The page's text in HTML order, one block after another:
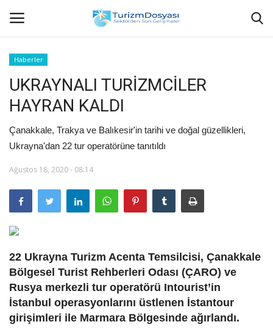
Anasayfa
Bize Ulaşın
Künye
Halil ÖNCÜ kimdir?
KVKK Aydınlatma Metni
Haberler
Görüntülü
Araştırma - İnceleme
Haberler
UKRAYNALI TURİZMCİLER
HAYRAN KALDI
Çanakkale, Trakya ve Balıkesir'in tarihi ve doğal güzellikleri,
Ukrayna'dan 22 tur operatörüne tanıtıldı
Ağustos 18, 2020 - 08:14
22 Ukrayna Turizm Acenta Temsilcisi, Çanakkale
Bölgesel Turist Rehberleri Odası (ÇARO) ve
Rusya merkezli tur operatörü Intourist’in
İstanbul operasyonlarını üstlenen İstantour
girişimleri ile Marmara Bölgesinde ağırlandı.